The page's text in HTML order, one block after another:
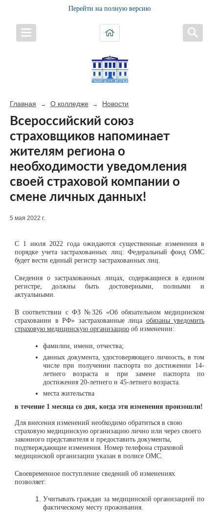
Перейти на полную версию
Главная → О колледже → Новости
Всероссийский союз
страховщиков напоминает
жителям региона о
необходимости уведомления
своей страховой компании о
смене личных данных!
5 мая 2022 г.
С 1 июля 2022 года ожидаются существенные изменения в
порядке учета застрахованных лиц: Федеральный фонд ОМС
будет вести единый регистр застрахованных лиц.
Сведения о застрахованных лицах, содержащиеся в едином
регистре, должны быть достоверными, полными и
актуальными.
В соответствии с ФЗ №326 «Об обязательном медицинском
страховании в РФ» застрахованные лица обязаны уведомить
страховую медицинскую организацию об изменении:
фамилии, имени, отчества;
данных документа, удостоверяющего личность, в том
числе при получении паспорта по достижении 14-
летнего возраста и при замене паспорта по
достижения 20-летнего и 45-летнего возраста.
места жительства
в течение 1 месяца со дня, когда эти изменения произошли!
Для внесения изменений необходимо обратиться в свою
страховую медицинскую организацию лично или через своего
законного представителя и предоставить документы,
подтверждающие изменения. Номер телефона страховой
медицинской организации указан в полисе ОМС.
Своевременное поступление сведений об изменениях
позволяет:
Учитывать граждан за медицинской организацией по
фактическому месту проживания.